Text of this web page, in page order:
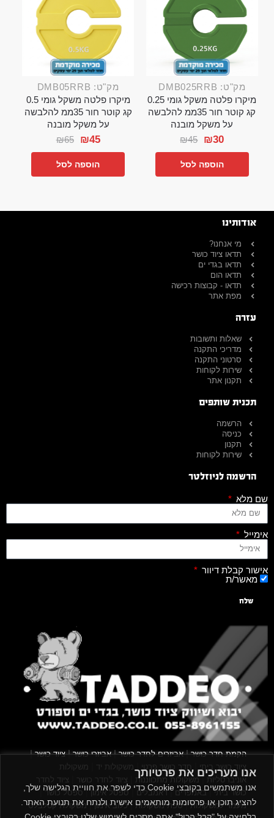
אנו מעריכים את פרטיותך
אנו משתמשים בקובצי Cookie כדי לשפר את חוויית הגלישה שלך,
להציג תוכן או פרסומות מותאמים אישית ולנתח את תנועת האתר.
מק"ט: DMB025RRB
מיקרו פלטה משקל גומי 0.25
קג קוטר חור 35ממ להלבשה
על משקל מובנה
₪45 ₪30
הוספה לסל
מק"ט: DMB05RRB
מיקרו פלטה משקל גומי 0.5
קג קוטר חור 35ממ להלבשה
על משקל מובנה
₪65 ₪45
הוספה לסל
אודותינו
מי אנחנו?
תדאו ציוד כושר
תדאו בגדי ים
תדאו הום
תדאו - קבוצות רכישה
מפת אתר
עזרה
שאלות ותשובות
מדריכי התקנה
סרטוני התקנה
שירות לקוחות
תקנון אתר
תכנית שותפים
הרשמה
כניסה
תקנון
שירות לקוחות
הרשמה לניוזלטר
שם מלא
אימייל
אישור קבלת דיוור
מאשר/ת
שלח
הקמת חדר כושר|אביזרים לחדר כושר|אביזרי כושר|ציוד כושר|
ציוד כושר ביתי חדר כושר פרטי משקולות יד
משקולות
אוניברסליות |משקולות מתכווננות ציוד לחדר כושר
ציוד לחדר
כושר ביתי|באמפרים |דאמבלים |ספסל אימון | ספסל כושר|
מעמד למשקולות|ספת משקולות |כלוב אימון |משקולת קטלבלס